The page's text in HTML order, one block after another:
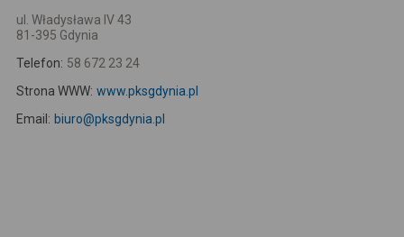
ul. Władysława IV 43
81-395 Gdynia
Telefon: 58 672 23 24
Strona WWW: www.pksgdynia.pl
Email: biuro@pksgdynia.pl